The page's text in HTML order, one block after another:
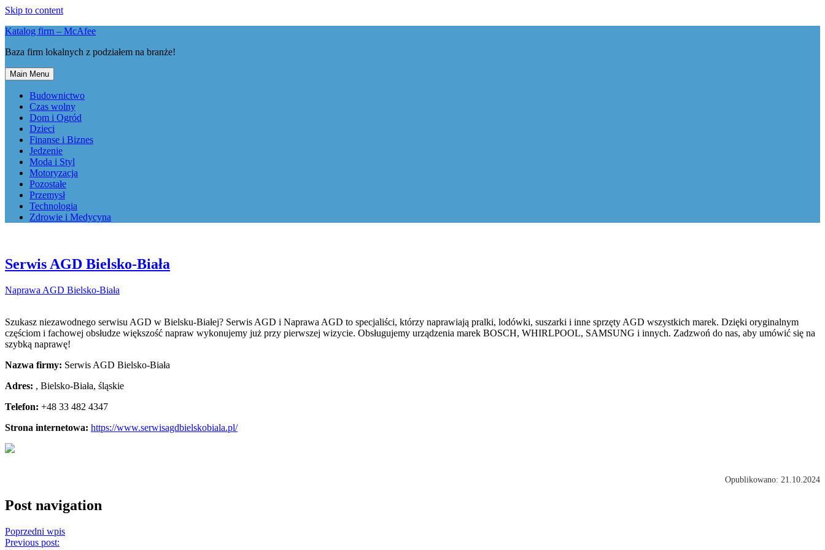
Skip to content
Katalog firm – McAfee
Baza firm lokalnych z podziałem na branże!
Main Menu
Budownictwo
Czas wolny
Dom i Ogród
Dzieci
Finanse i Biznes
Jedzenie
Moda i Styl
Motoryzacja
Pozostałe
Przemysł
Technologia
Zdrowie i Medycyna
Serwis AGD Bielsko-Biała
Naprawa AGD Bielsko-Biała
Szukasz niezawodnego serwisu AGD w Bielsku-Białej? Serwis AGD i Naprawa AGD to specjaliści, którzy naprawiają pralki, lodówki, suszarki i inne sprzęty AGD wszystkich marek. Dzięki oryginalnym
częściom i fachowej obsłudze większość napraw wykonujemy już przy pierwszej wizycie. Obsługujemy urządzenia marek BOSCH, WHIRLPOOL, SAMSUNG i innych. Zadzwoń do nas, aby umówić się na
szybką naprawę!
Nazwa firmy: Serwis AGD Bielsko-Biała
Adres: , Bielsko-Biała, śląskie
Telefon: +48 33 482 4347
Strona internetowa: https://www.serwisagdbielskobiala.pl/
Opublikowano: 21.10.2024
Post navigation
Poprzedni wpis
Previous post: